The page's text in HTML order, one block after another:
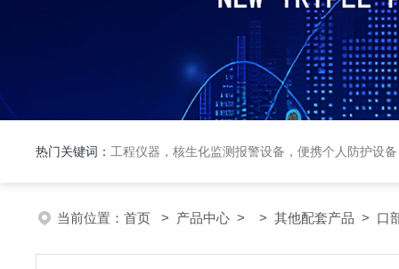
热门关键词： 工程仪器，核生化监测报警设备，便携个人防护设
当前位置： 首页 > 产品中心 > > 其他配套产品 > 口